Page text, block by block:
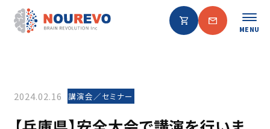
MENU
2024.02.16 講演会／セミナー